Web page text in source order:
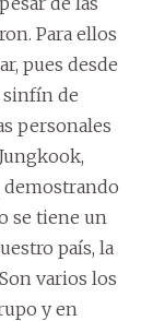
Para ellos
pues desde
sinfín de
personales
demostrando
se tiene un
país, la
varios los
y en